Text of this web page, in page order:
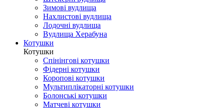
Зимові вудлища
Нахлистові вудлища
Лодочні вудлища
Вудлища Херабуна
Котушки
Котушки
Спінінгові котушки
Фідерні котушки
Коропові котушки
Мультиплікаторні котушки
Болонські котушки
Матчеві котушки